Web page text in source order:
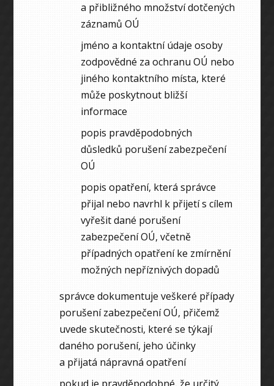
a přibližného množství dotčených
záznamů OÚ
jméno a kontaktní údaje osoby
zodpovědné za ochranu OÚ nebo
jiného kontaktního místa, které
může poskytnout bližší
informace
popis pravděpodobných
důsledků porušení zabezpečení
OÚ
popis opatření, která správce
přijal nebo navrhl k přijetí s cílem
vyřešit dané porušení
zabezpečení OÚ, včetně
případných opatření ke zmírnění
možných nepříznivých dopadů
správce dokumentuje veškeré případy
porušení zabezpečení OÚ, přičemž
uvede skutečnosti, které se týkají
daného porušení, jeho účinky
a přijatá nápravná opatření